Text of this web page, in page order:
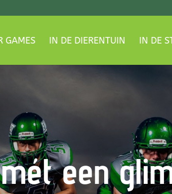
GAMES IN DE DIERENTUIN IN DE
een